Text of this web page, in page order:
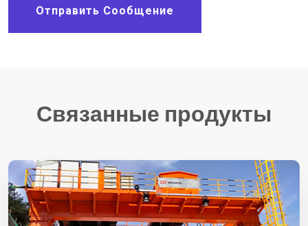
Отправить Сообщение
Связанные продукты